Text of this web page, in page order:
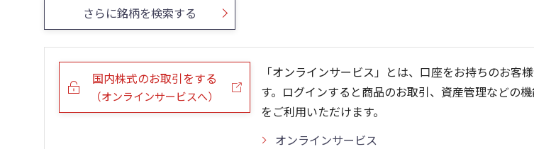
0
100
0
1
さらに銘柄を検索する
国内株式のお取引をする
（オンラインサービスへ）
「オンラインサービス」とは、口座をお持ちのお客
す。ログインすると商品のお取引、資産管理などの
をご利用いただけます。
オンラインサービス